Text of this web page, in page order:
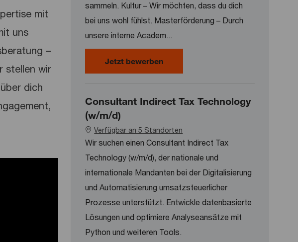
mit
uns
–
stellen wir
dich
sammeln. Kultur – Wir möchten, dass du dich
bei uns wohl fühlst. Masterförderung – Durch
unsere interne Academ...
Jetzt bewerbenPraktikum Global Transformation
Consultant Indirect Tax Technology
(w/m/d)
Verfügbar an 5 Standorten
Wir suchen einen Consultant Indirect Tax
Technology (w/m/d), der nationale und
internationale Mandanten bei der Digitalisierung
und Automatisierung umsatzsteuerlicher
Prozesse unterstützt. Entwickle datenbasierte
Lösungen und optimiere Analyseansätze mit
Python und weiteren Tools.